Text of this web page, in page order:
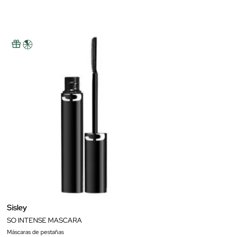
Sisley
SO INTENSE MASCARA
Máscaras de pestañas